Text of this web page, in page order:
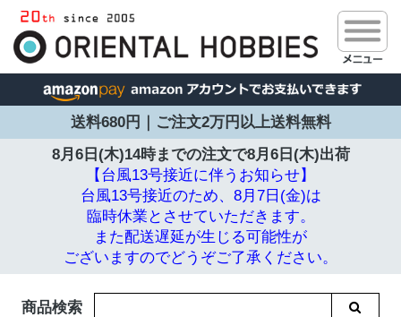
送料680円｜ご注文2万円以上送料無料
8月6日(木)14時までの注文で8月6日(木)出荷
【台風13号接近に伴うお知らせ】
台風13号接近のため、8月7日(金)は
臨時休業とさせていただきます。
また配送遅延が生じる可能性が
ございますのでどうぞご了承ください。
商品検索